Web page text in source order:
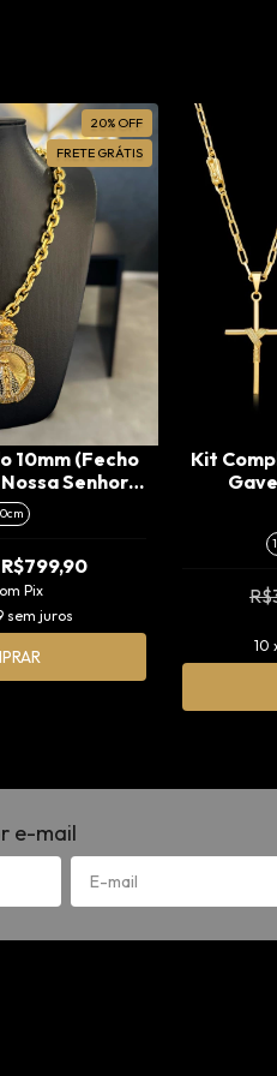
20% OFF
FRETE GRÁTIS
10mm (Fecho
Senhora
(G)
R$799,90
Pix
sem juros
Kit
10
e-mail